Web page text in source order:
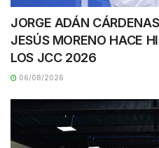
JORGE ADÁN
JESÚS MORENO HACE
LOS JCC 2026
06/08/2026